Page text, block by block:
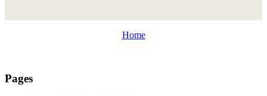
Home
Pages